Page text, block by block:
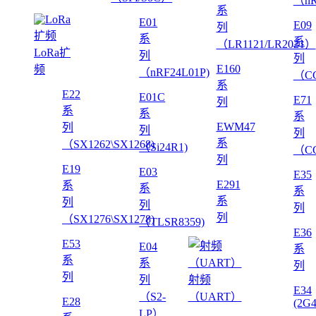
LoRa扩
频
E22
系
列
（SX1262\SX1268)
E19
系
列
（SX1276\SX1278)
E53
系
列
E28
E01
系
列
（nRF24L01P)
E01C
系
列
（Si24R1)
E03
系
列
（TLSR8359)
E04
系
列
（S2-
LP）
系
列
（LR1121/LR2021）
E160
系
列
EWM47
系
列
E291
系
列
射频
（UART）
E09
系
列
（
E71
系
列
（
E35
系
列
E36
系
列
E34